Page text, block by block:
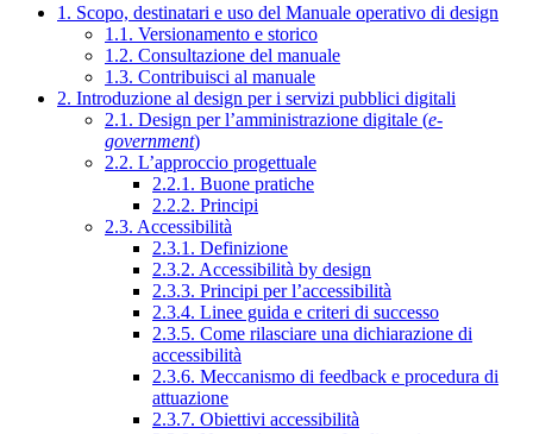
1. Scopo, destinatari e uso del Manuale operativo di design
1.1. Versionamento e storico
1.2. Consultazione del manuale
1.3. Contribuisci al manuale
2. Introduzione al design per i servizi pubblici digitali
2.1. Design per l’amministrazione digitale (e-
government)
2.2. L’approccio progettuale
2.2.1. Buone pratiche
2.2.2. Principi
2.3. Accessibilità
2.3.1. Definizione
2.3.2. Accessibilità by design
2.3.3. Principi per l’accessibilità
2.3.4. Linee guida e criteri di successo
2.3.5. Come rilasciare una dichiarazione di
accessibilità
2.3.6. Meccanismo di feedback e procedura di
attuazione
2.3.7. Obiettivi accessibilità